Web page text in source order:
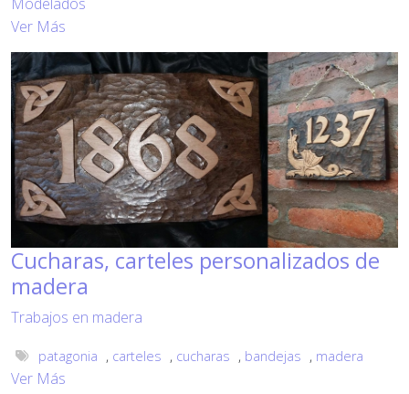
Modelados
Ver Más
Cucharas, carteles personalizados de
madera
Trabajos en madera
patagonia , carteles , cucharas , bandejas , madera
Ver Más